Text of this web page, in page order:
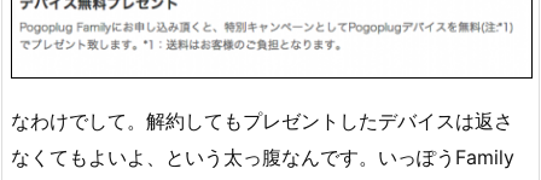
なわけでして。解約してもプレゼントしたデバイスは返さ
なくてもよいよ、という太っ腹なんです。いっぽうFamily